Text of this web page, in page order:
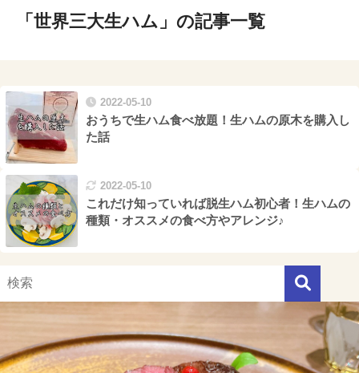
「世界三大生ハム」の記事一覧
2022-05-10
おうちで生ハム食べ放題！生ハムの原木を購入し
た話
2022-05-10
これだけ知っていれば脱生ハム初心者！生ハムの
種類・オススメの食べ方やアレンジ♪